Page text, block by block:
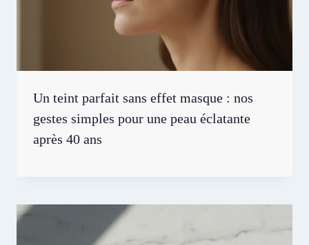
Un teint parfait sans effet masque : nos
gestes simples pour une peau éclatante
après 40 ans